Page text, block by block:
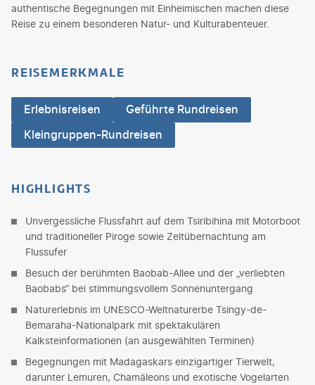
authentische Begegnungen mit Einheimischen machen diese
Reise zu einem besonderen Natur- und Kulturabenteuer.
REISEMERKMALE
Erlebnisreisen
Geführte Rundreisen
Kleingruppen-Rundreisen
HIGHLIGHTS
Unvergessliche Flussfahrt auf dem Tsiribihina mit Motorboot
und traditioneller Piroge sowie Zeltübernachtung am
Flussufer
Besuch der berühmten Baobab-Allee und der „verliebten
Baobabs“ bei stimmungsvollem Sonnenuntergang
Naturerlebnis im UNESCO-Weltnaturerbe Tsingy-de-
Bemaraha-Nationalpark mit spektakulären
Kalksteinformationen (an ausgewählten Terminen)
Begegnungen mit Madagaskars einzigartiger Tierwelt,
darunter Lemuren, Chamäleons und exotische Vogelarten